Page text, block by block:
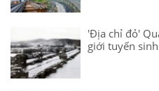
'Địa chỉ đỏ'
giới tuyến